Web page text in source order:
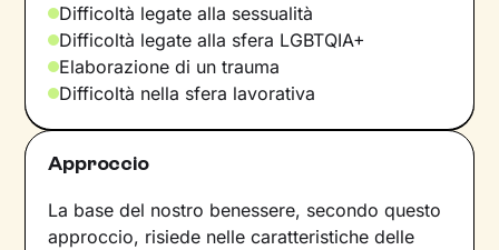
Difficoltà legate alla sessualità
Difficoltà legate alla sfera LGBTQIA+
Elaborazione di un trauma
Difficoltà nella sfera lavorativa
Approccio
La base del nostro benessere, secondo questo
approccio, risiede nelle caratteristiche delle